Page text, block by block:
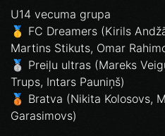
U14 vecuma grupa
🥇 FC Dreamers (Kirils
Martins Stikuts, Omar
🥈 Preiļu ultras (Mareks
Trups, Intars Pauniņš)
🥉 Bratva (Nikita Kolosovs,
Garasimovs)